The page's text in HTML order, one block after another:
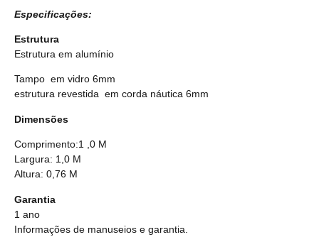
Especificações:
Estrutura
Estrutura em alumínio
Tampo em vidro 6mm
estrutura revestida em corda náutica 6mm
Dimensões
Comprimento:1 ,0 M
Largura: 1,0 M
Altura: 0,76 M
Garantia
1 ano
Informações de manuseios e garantia.